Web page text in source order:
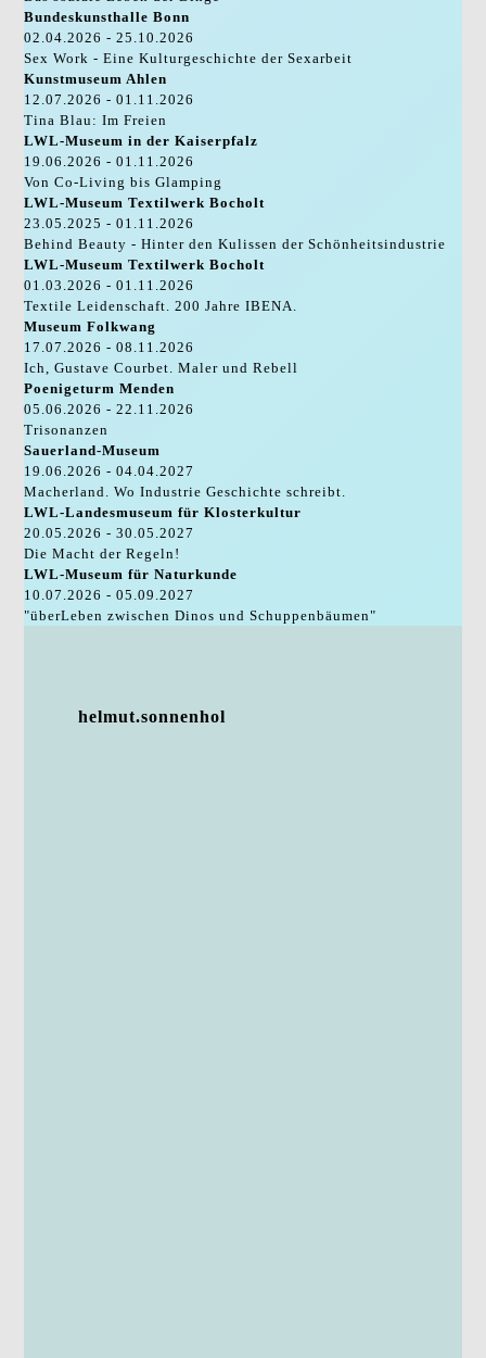
Bundeskunsthalle Bonn
02.04.2026 - 25.10.2026
Sex Work - Eine Kulturgeschichte der Sexarbeit
Kunstmuseum Ahlen
12.07.2026 - 01.11.2026
Tina Blau: Im Freien
LWL-Museum in der Kaiserpfalz
19.06.2026 - 01.11.2026
Von Co-Living bis Glamping
LWL-Museum Textilwerk Bocholt
23.05.2025 - 01.11.2026
Behind Beauty - Hinter den Kulissen der Schönheitsindustrie
LWL-Museum Textilwerk Bocholt
01.03.2026 - 01.11.2026
Textile Leidenschaft. 200 Jahre IBENA.
Museum Folkwang
17.07.2026 - 08.11.2026
Ich, Gustave Courbet. Maler und Rebell
Poenigeturm Menden
05.06.2026 - 22.11.2026
Trisonanzen
Sauerland-Museum
19.06.2026 - 04.04.2027
Macherland. Wo Industrie Geschichte schreibt.
LWL-Landesmuseum für Klosterkultur
20.05.2026 - 30.05.2027
Die Macht der Regeln!
LWL-Museum für Naturkunde
10.07.2026 - 05.09.2027
"überLeben zwischen Dinos und Schuppenbäumen"
helmut.sonnenhol